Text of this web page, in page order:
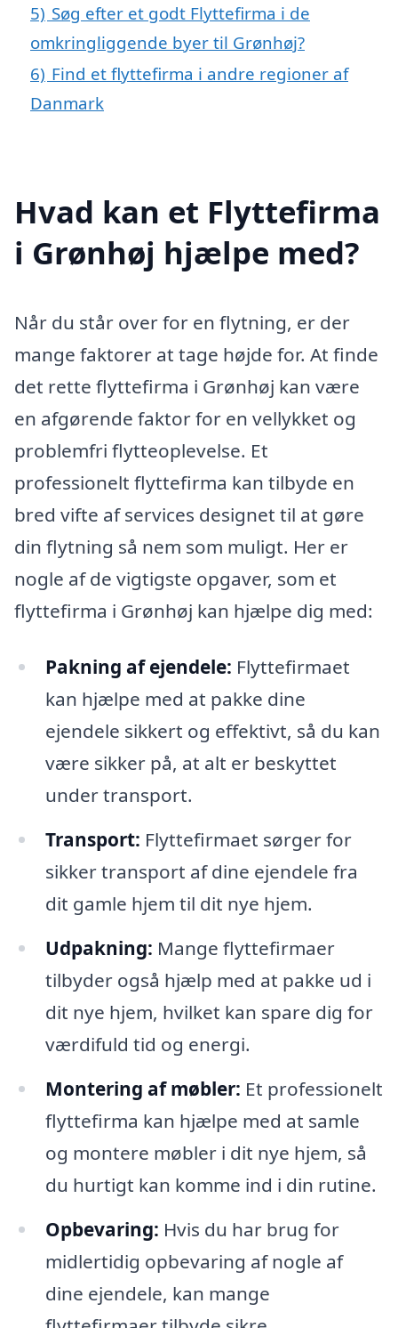
5) Søg efter et godt Flyttefirma i de
omkringliggende byer til Grønhøj?
6) Find et flyttefirma i andre regioner af
Danmark
Hvad kan et Flyttefirma
i Grønhøj hjælpe med?
Når du står over for en flytning, er der
mange faktorer at tage højde for. At finde
det rette flyttefirma i Grønhøj kan være
en afgørende faktor for en vellykket og
problemfri flytteoplevelse. Et
professionelt flyttefirma kan tilbyde en
bred vifte af services designet til at gøre
din flytning så nem som muligt. Her er
nogle af de vigtigste opgaver, som et
flyttefirma i Grønhøj kan hjælpe dig med:
Pakning af ejendele: Flyttefirmaet
kan hjælpe med at pakke dine
ejendele sikkert og effektivt, så du kan
være sikker på, at alt er beskyttet
under transport.
Transport: Flyttefirmaet sørger for
sikker transport af dine ejendele fra
dit gamle hjem til dit nye hjem.
Udpakning: Mange flyttefirmaer
tilbyder også hjælp med at pakke ud i
dit nye hjem, hvilket kan spare dig for
værdifuld tid og energi.
Montering af møbler: Et professionelt
flyttefirma kan hjælpe med at samle
og montere møbler i dit nye hjem, så
du hurtigt kan komme ind i din rutine.
Opbevaring: Hvis du har brug for
midlertidig opbevaring af nogle af
dine ejendele, kan mange